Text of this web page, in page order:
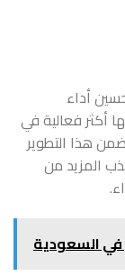
أداء
أكثر فعالية في
هذا التطوير
المزيد من
في السعودية